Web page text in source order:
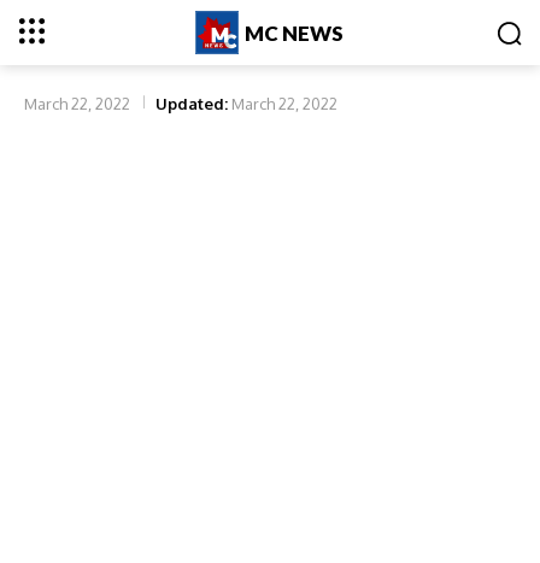
MC NEWS
March 22, 2022 Updated: March 22, 2022